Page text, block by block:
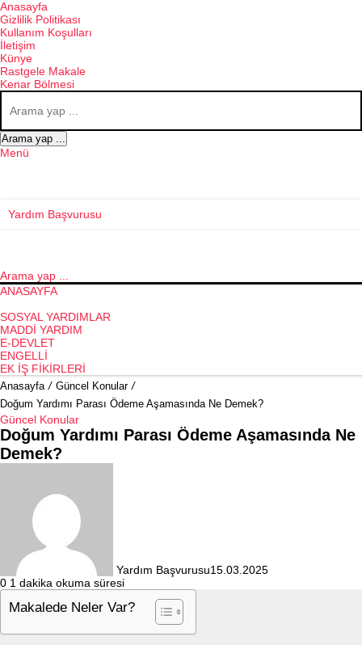
Anasayfa
Gizlilik Politikası
Kullanım Koşulları
İletişim
Künye
Rastgele Makale
Kenar Bölmesi
Arama yap ...
Menü
Yardım Başvurusu
Arama yap ...
ANASAYFA
SOSYAL YARDIMLAR
MADDI YARDIM
E-DEVLET
ENGELLI
EK İŞ FIKIRLERI
Anasayfa / Güncel Konular /
Doğum Yardımı Parası Ödeme Aşamasında Ne Demek?
Güncel Konular
Doğum Yardımı Parası Ödeme Aşamasında Ne
Demek?
Yardım Başvurusu15.03.2025
0 1 dakika okuma süresi
Makalede Neler Var?